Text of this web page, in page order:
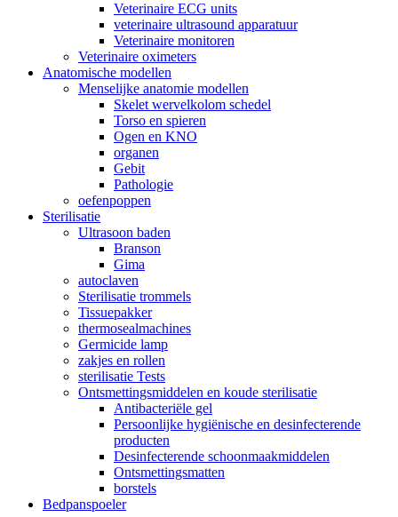
Veterinaire ECG units
veterinaire ultrasound apparatuur
Veterinaire monitoren
Veterinaire oximeters
Anatomische modellen
Menselijke anatomie modellen
Skelet wervelkolom schedel
Torso en spieren
Ogen en KNO
organen
Gebit
Pathologie
oefenpoppen
Sterilisatie
Ultrasoon baden
Branson
Gima
autoclaven
Sterilisatie trommels
Tissuepakker
thermosealmachines
Germicide lamp
zakjes en rollen
sterilisatie Tests
Ontsmettingsmiddelen en koude sterilisatie
Antibacteriële gel
Persoonlijke hygiënische en desinfecterende
producten
Desinfecterende schoonmaakmiddelen
Ontsmettingsmatten
borstels
Bedpanspoeler